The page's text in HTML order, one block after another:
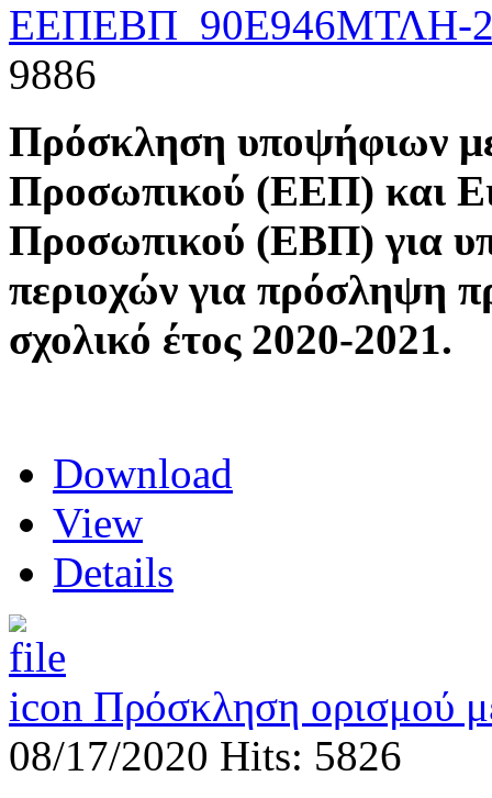
ΕΕΠΕΒΠ_90Ε946ΜΤΛΗ-
9886
Πρόσκληση υποψήφιων
Προσωπικού (ΕΕΠ) και
Προσωπικού (ΕΒΠ) για
περιοχών για πρόσληψη
σχολικό έτος 2020-2021.
Download
View
Details
Πρόσκληση ορισμού
08/17/2020 Hits: 5826